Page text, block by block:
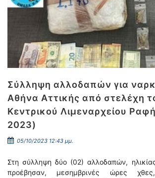
Σύλληψη αλλοδαπών για
Αθήνα Αττικής από στελέχη
Κεντρικού Λιμεναρχείου
2023)
05/10/2023 12:43 μμ.
Στη σύλληψη δύο (02) αλλοδαπών,
προέβησαν, μεσημβρινές ώρες